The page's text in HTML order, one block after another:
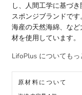
し、人間工学に基づ
スポンジブランドで
海産の天然海綿、な
材を使用しています。
LifoPlus についてもっ
原材料について